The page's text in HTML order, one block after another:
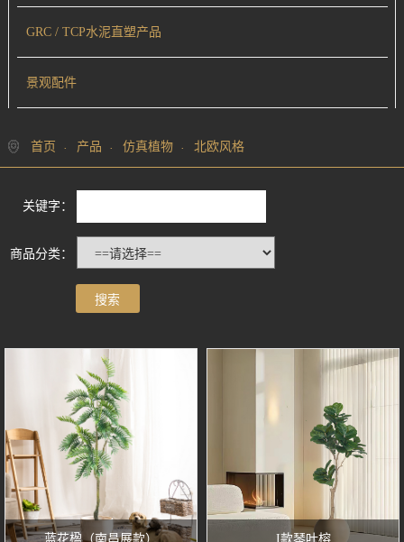
GRC / TCP水泥直塑产品
景观配件
首页 产品 仿真植物 北欧风格
关键字：
商品分类：
蓝花楹（南昌展款） I款琴叶榕